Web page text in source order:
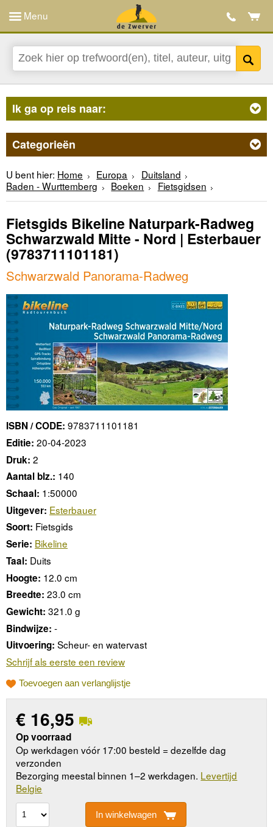
Menu
Ik ga op reis naar:
Categorieën
U bent hier: Home Europa
Duitsland
Baden - Wurttemberg
Boeken Fietsgidsen
Fietsgids Bikeline Naturpark-Radweg
Schwarzwald Mitte - Nord | Esterbauer
(9783711101181)
Schwarzwald Panorama-Radweg
ISBN / CODE: 9783711101181
Editie: 20-04-2023
Druk: 2
Aantal blz.: 140
Schaal: 1:50000
Uitgever: Esterbauer
Soort: Fietsgids
Serie: Bikeline
Taal: Duits
Hoogte: 12.0 cm
Breedte: 23.0 cm
Gewicht: 321.0 g
Bindwijze: -
Uitvoering: Scheur- en watervast
Schrijf als eerste een review
Toevoegen aan verlanglijstje
€ 16,95
Op voorraad
Op werkdagen vóór 17:00 besteld = dezelfde dag
verzonden
Bezorging meestal binnen 1–2 werkdagen. Levertijd
Belgie
In winkelwagen